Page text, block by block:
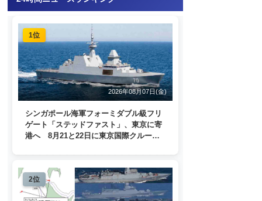
1位
2026年08月07日(金)
シンガポール海軍フォーミダブル級フリ
ゲート「ステッドファスト」、東京に寄
港へ 8月21と22日に東京国際クルーズ
2位